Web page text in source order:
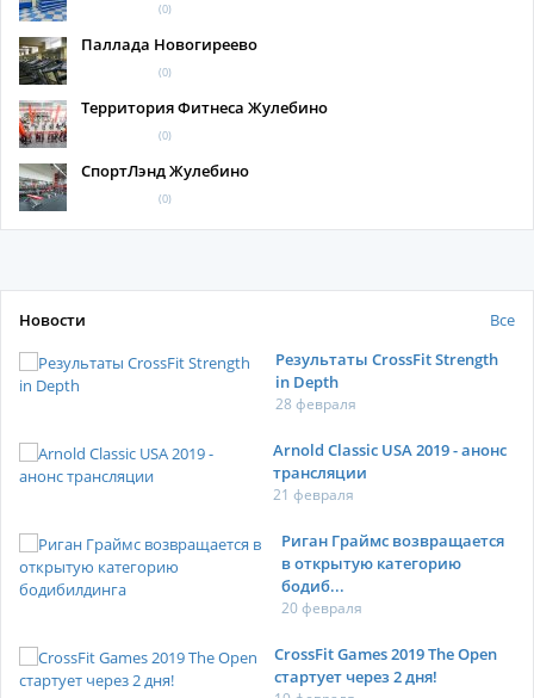
(0)
Паллада Новогиреево
(0)
Территория Фитнеса Жулебино
(0)
СпортЛэнд Жулебино
(0)
Новости
Все
Результаты CrossFit Strength
in Depth
28 февраля
Arnold Classic USA 2019 - анонс
трансляции
21 февраля
Риган Граймс возвращается
в открытую категорию
бодиб...
20 февраля
CrossFit Games 2019 The Open
стартует через 2 дня!